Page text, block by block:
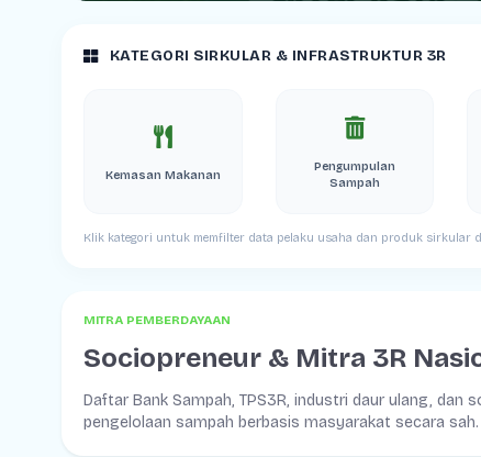
KATEGORI SIRKULAR & INFRASTRUKTUR 3R
Kemasan Makanan
Pengumpulan
Sampah
Klik kategori untuk memfilter data pelaku usaha dan produk sirkular
MITRA PEMBERDAYAAN
Sociopreneur & Mitra 3R
Daftar Bank Sampah, TPS3R, industri daur ulang, dan
pengelolaan sampah berbasis masyarakat secara sah.